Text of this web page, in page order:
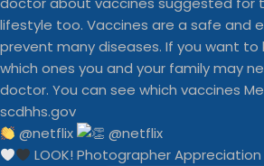
@netflix
LOOK! Photographer